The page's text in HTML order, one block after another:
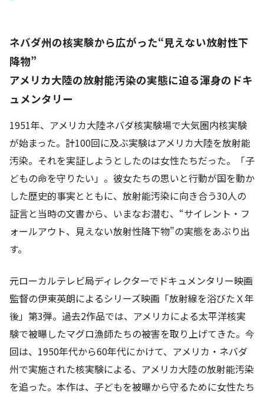
ネバダ州の核実験から広がった“見えない放射性下
降物”
アメリカ大陸の放射能汚染の実態に迫る渾身のドキ
ュメンタリー
1951年、アメリカ大陸ネバダ核実験場で大気圏内核実験
が始まった。計100回に及ぶ実験はアメリカ大陸を放射能
汚染。それを実証しようとしたのは女性たちだった。「子
どもの命を守りたい」。彼女たちの思いと行動が国を動か
した歴史的事実とともに、放射能汚染に向き合う30人の
証言と当時の文書から、いまなお潜む、“サイレント・フ
ォールアウト、見えない放射性降下物”の実態をあぶり出
す。
元ローカルテレビ局ディレクターでドキュメンタリー映画
監督の伊東英朗によるシリーズ映画「放射線を浴びたＸ年
後」第3弾。過去2作品では、アメリカによる太平洋核実
験で被曝したマグロ漁師たちの被害を取り上げてきた。今
回は、1950年代から60年代にかけて、アメリカ・ネバダ
州で実施された核実験による、アメリカ大陸の放射能汚染
を追った。本作は、子どもを被曝から守るために女性たち